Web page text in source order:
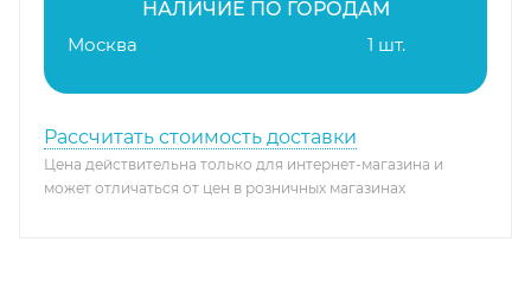
НАЛИЧИЕ ПО ГОРОДАМ
Москва
1 шт.
Рассчитать стоимость доставки
Цена действительна только для интернет-магазина и
может отличаться от цен в розничных магазинах